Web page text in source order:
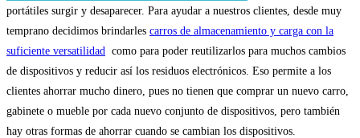
portátiles surgir y desaparecer. Para ayudar a nuestros clientes, desde muy
temprano decidimos brindarles carros de almacenamiento y carga con la
suficiente versatilidad
como para poder reutilizarlos para muchos cambios
de dispositivos y reducir así los residuos electrónicos. Eso permite a los
clientes ahorrar mucho dinero, pues no tienen que comprar un nuevo carro,
gabinete o mueble por cada nuevo conjunto de dispositivos, pero también
hay otras formas de ahorrar cuando se cambian los dispositivos.